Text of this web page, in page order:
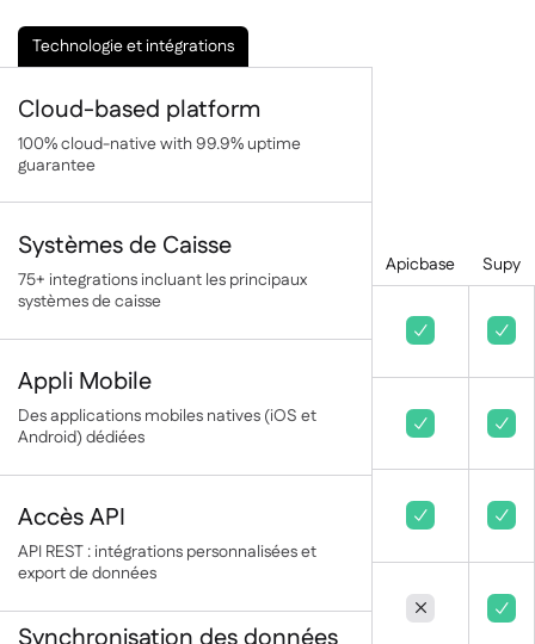
Technologie et intégrations
Cloud-based platform
100% cloud-native with 99.9% uptime
guarantee
Systèmes de Caisse
75+ integrations incluant les principaux
systèmes de caisse
Appli Mobile
Des applications mobiles natives (iOS et
Android) dédiées
Accès API
API REST : intégrations personnalisées et
export de données
Apicbase




Supy



